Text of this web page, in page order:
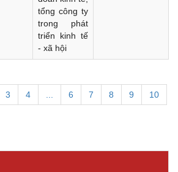
tổng công ty
trong phát
triển kinh tế
- xã hội
3 4 6 7 8 9 10
sát hạch để tiếp nhận vào làm công
triệu tập thí sinh tham gia thi tuyển
khắc phục theo Kết luận số 232-
2026 của Ban Bí thư
xử lý, khắc phục theo Kết luận số 232-
2026 của Ban Bí thư